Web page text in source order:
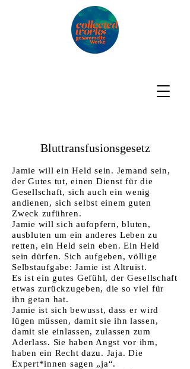
Bluttransfusionsgesetz
Jamie will ein Held sein. Jemand sein,
der Gutes tut, einen Dienst für die
Gesellschaft, sich auch ein wenig
andienen, sich selbst einem guten
Zweck zuführen.
Jamie will sich aufopfern, bluten,
ausbluten um ein anderes Leben zu
retten, ein Held sein eben. Ein Held
sein dürfen. Sich aufgeben, völlige
Selbstaufgabe: Jamie ist Altruist.
Es ist ein gutes Gefühl, der Gesellschaft
etwas zurückzugeben, die so viel für
ihn getan hat.
Jamie ist sich bewusst, dass er wird
lügen müssen, damit sie ihn lassen,
damit sie einlassen, zulassen zum
Aderlass. Sie haben Angst vor ihm,
haben ein Recht dazu. Jaja. Die
Expert*innen sagen „ja“.